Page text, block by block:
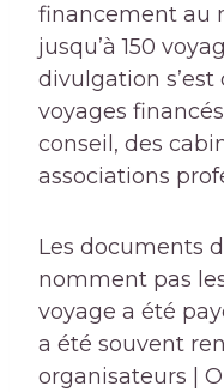
financement au
jusqu’à 150
divulgation
voyages
conseil, des
associations
Les documents
nomment pas
voyage a été
a été souvent
organisateurs |